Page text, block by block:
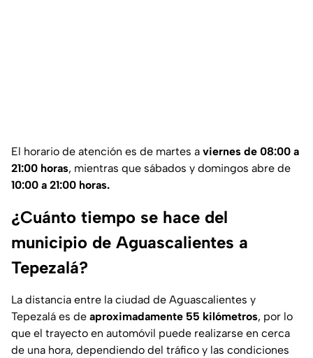
El horario de atención es de martes a viernes de 08:00 a
21:00 horas, mientras que sábados y domingos abre de
10:00 a 21:00 horas.
¿Cuánto tiempo se hace del
municipio de Aguascalientes a
Tepezalá?
La distancia entre la ciudad de Aguascalientes y
Tepezalá es de aproximadamente 55 kilómetros, por lo
que el trayecto en automóvil puede realizarse en cerca
de una hora, dependiendo del tráfico y las condiciones